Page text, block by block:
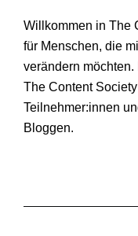
Willkommen in The
für Menschen, die
verändern
The Content
Teilnehmer:innen
Bloggen.